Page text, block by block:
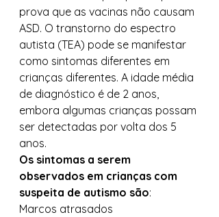
prova que as vacinas não causam
ASD. O transtorno do espectro
autista (TEA) pode se manifestar
como sintomas diferentes em
crianças diferentes. A idade média
de diagnóstico é de 2 anos,
embora algumas crianças possam
ser detectadas por volta dos 5
anos.
Os sintomas a serem
observados em crianças com
suspeita de autismo são:
Marcos atrasados